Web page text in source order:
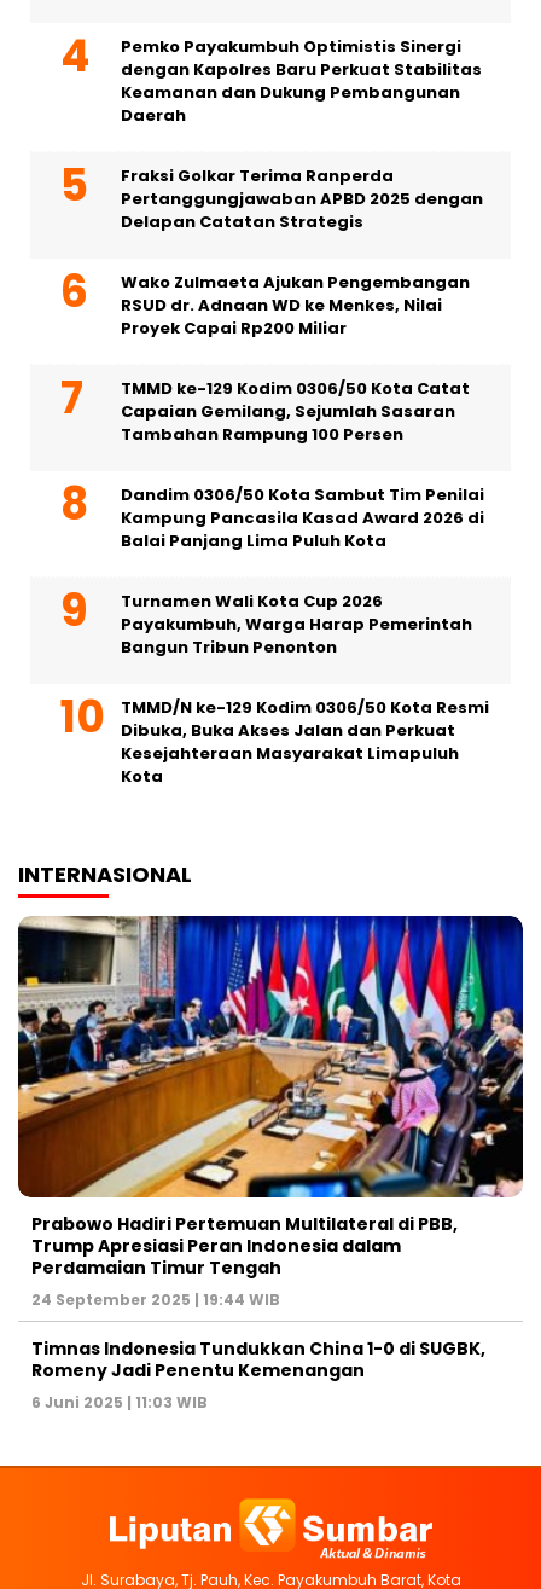
Pemko Payakumbuh Optimistis Sinergi
dengan Kapolres Baru Perkuat Stabilitas
Keamanan dan Dukung Pembangunan
Daerah
Fraksi Golkar Terima Ranperda
Pertanggungjawaban APBD 2025 dengan
Delapan Catatan Strategis
Wako Zulmaeta Ajukan Pengembangan
RSUD dr. Adnaan WD ke Menkes, Nilai
Proyek Capai Rp200 Miliar
TMMD ke-129 Kodim 0306/50 Kota Catat
Capaian Gemilang, Sejumlah Sasaran
Tambahan Rampung 100 Persen
Dandim 0306/50 Kota Sambut Tim Penilai
Kampung Pancasila Kasad Award 2026 di
Balai Panjang Lima Puluh Kota
Turnamen Wali Kota Cup 2026
Payakumbuh, Warga Harap Pemerintah
Bangun Tribun Penonton
TMMD/N ke-129 Kodim 0306/50 Kota Resmi
Dibuka, Buka Akses Jalan dan Perkuat
Kesejahteraan Masyarakat Limapuluh
Kota
INTERNASIONAL
Prabowo Hadiri Pertemuan Multilateral di PBB,
Trump Apresiasi Peran Indonesia dalam
Perdamaian Timur Tengah
24 September 2025 | 19:44 WIB
Timnas Indonesia Tundukkan China 1-0 di SUGBK,
Romeny Jadi Penentu Kemenangan
6 Juni 2025 | 11:03 WIB
Jl. Surabaya, Tj. Pauh, Kec. Payakumbuh Barat, Kota